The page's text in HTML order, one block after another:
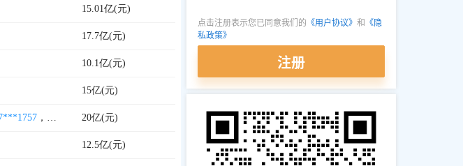
15.01亿(元)
17.7亿(元)
10.1亿(元)
15亿(元)
， 1575***356820亿(元)
12.5亿(元)
点击注册表示您已同意我们的 《用户协议》 和 《隐
私政策》
注册